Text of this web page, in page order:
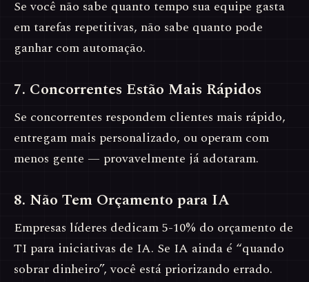
Se você não sabe quanto tempo sua equipe gasta
em tarefas repetitivas, não sabe quanto pode
ganhar com automação.
7. Concorrentes Estão Mais Rápidos
Se concorrentes respondem clientes mais rápido,
entregam mais personalizado, ou operam com
menos gente — provavelmente já adotaram.
8. Não Tem Orçamento para IA
Empresas líderes dedicam 5-10% do orçamento de
TI para iniciativas de IA. Se IA ainda é “quando
sobrar dinheiro”, você está priorizando errado.